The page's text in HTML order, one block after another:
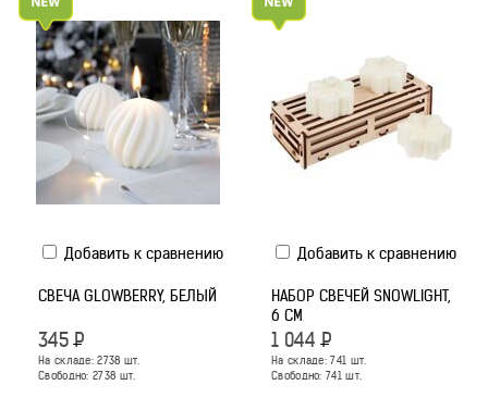
Добавить к сравнению
СВЕЧА GLOWBERRY, БЕЛЫЙ
345 Р
На складе:2738 шт.
Свободно: 2738 шт.
Добавить к сравнению
НАБОР СВЕЧЕЙ SNOWLIGHT,
6 СМ
1 044 Р
На складе:741 шт.
Свободно: 741шт.